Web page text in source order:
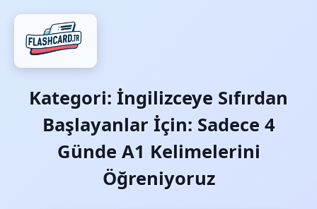
Kategori: İngilizceye Sıfırdan
Başlayanlar İçin: Sadece 4
Günde A1 Kelimelerini
Öğreniyoruz